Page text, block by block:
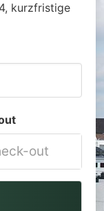
kurzfristige